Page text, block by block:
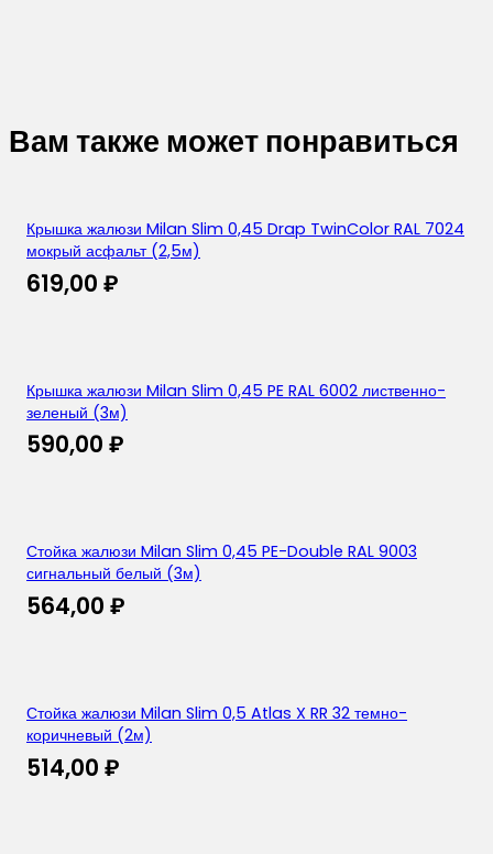
Вам также может понравиться
Крышка жалюзи Milan Slim 0,45 Drap TwinColor RAL 7024
мокрый асфальт (2,5м)
619,00 ₽
Крышка жалюзи Milan Slim 0,45 PE RAL 6002 лиственно-
зеленый (3м)
590,00 ₽
Стойка жалюзи Milan Slim 0,45 PE-Double RAL 9003
сигнальный белый (3м)
564,00 ₽
Стойка жалюзи Milan Slim 0,5 Atlas X RR 32 темно-
коричневый (2м)
514,00 ₽